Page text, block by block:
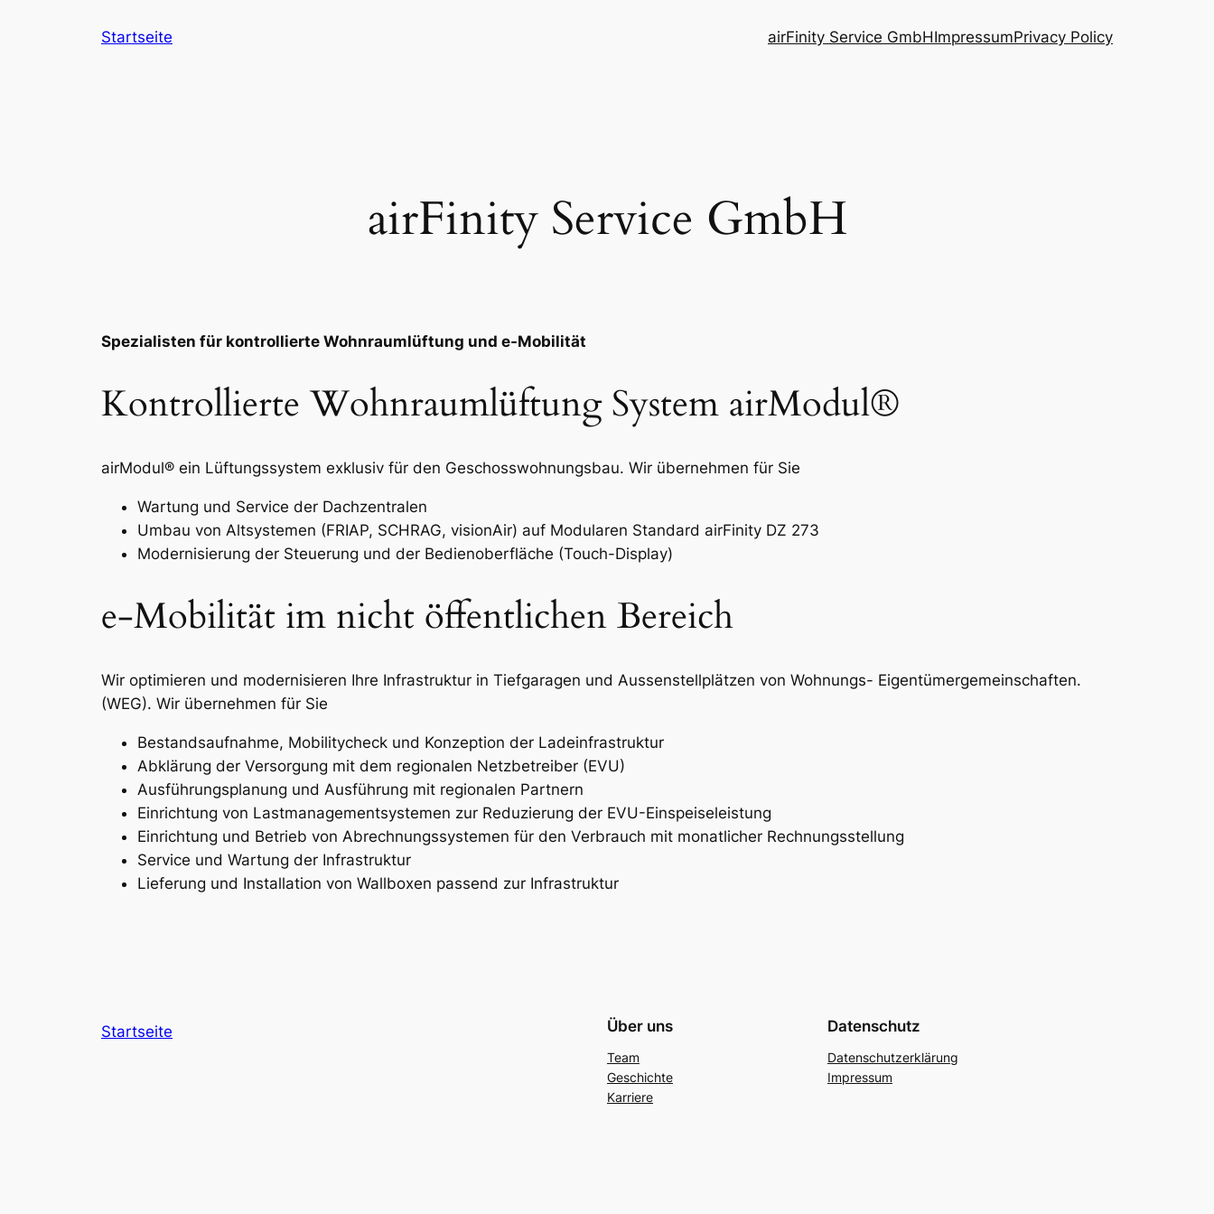
Startseite airFinity Service GmbHImpressumPrivacy Policy
airFinity Service GmbH
Spezialisten für kontrollierte Wohnraumlüftung und e-Mobilität
Kontrollierte Wohnraumlüftung System airModul®
airModul® ein Lüftungssystem exklusiv für den Geschosswohnungsbau. Wir übernehmen für Sie
Wartung und Service der Dachzentralen
Umbau von Altsystemen (FRIAP, SCHRAG, visionAir) auf Modularen Standard airFinity DZ 273
Modernisierung der Steuerung und der Bedienoberfläche (Touch-Display)
e-Mobilität im nicht öffentlichen Bereich
Wir optimieren und modernisieren Ihre Infrastruktur in Tiefgaragen und Aussenstellplätzen von Wohnungs- Eigentümergemeinschaften.
(WEG). Wir übernehmen für Sie
Bestandsaufnahme, Mobilitycheck und Konzeption der Ladeinfrastruktur
Abklärung der Versorgung mit dem regionalen Netzbetreiber (EVU)
Ausführungsplanung und Ausführung mit regionalen Partnern
Einrichtung von Lastmanagementsystemen zur Reduzierung der EVU-Einspeiseleistung
Einrichtung und Betrieb von Abrechnungssystemen für den Verbrauch mit monatlicher Rechnungsstellung
Service und Wartung der Infrastruktur
Lieferung und Installation von Wallboxen passend zur Infrastruktur
Startseite Über uns
Team
Geschichte
Karriere
Datenschutz
Datenschutzerklärung
Impressum